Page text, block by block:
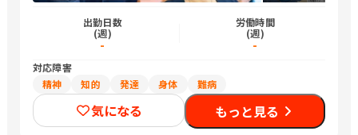
出勤日数
(週)
-
労働時間
(週)
-
対応障害
精神
知的 発達 身体 難病
気になる もっと見る